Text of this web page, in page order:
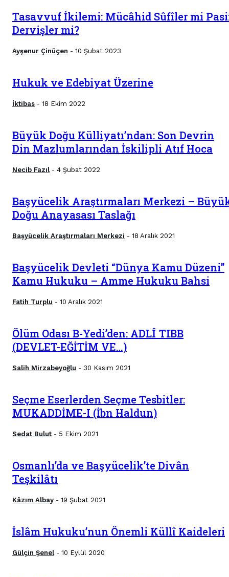
Tasavvuf İkilemi: Mücâhid Sûfîler mi
Dervişler mi?
Ayşenur Çinüçen - 10 Şubat 2023
Hukuk ve Edebiyat Üzerine
İktibas - 18 Ekim 2022
Büyük Doğu Külliyatı’ndan: Son Devrin
Din Mazlumlarından İskilipli Atıf Hoca
Necib Fazıl - 4 Şubat 2022
Başyücelik Araştırmaları Merkezi –
Doğu Anayasası Taslağı
Başyücelik Araştırmaları Merkezi - 18 Aralık 2021
Başyücelik Devleti “Dünya Kamu Düzeni”
Kamu Hukuku – Amme Hukuku Bahsi
Fatih Turplu - 10 Aralık 2021
Ölüm Odası B-Yedi’den: ADLÎ TIBB
(DEVLET-EĞİTİM VE…)
Salih Mirzabeyoğlu - 30 Kasım 2021
Seçme Eserlerden Seçme Tesbitler:
MUKADDİME-I (İbn Haldun)
Sedat Bulut - 5 Ekim 2021
Osmanlı’da ve Başyücelik’te Divân
Teşkilâtı
Kâzım Albay - 19 Şubat 2021
İslâm Hukuku’nun Önemli Küllî Kaideleri
Gülçin Şenel - 10 Eylül 2020